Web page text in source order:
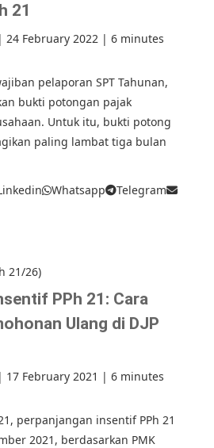
21
| 24 February 2022 | 6 minutes
pelaporan SPT Tahunan,
bukti potongan pajak
Untuk itu, bukti potong
paling lambat tiga bulan
Whatsapp
Telegram
21/26)
PPh 21: Cara
Ulang di DJP
| 17 February 2021 | 6 minutes
perpanjangan insentif PPh 21
2021, berdasarkan PMK